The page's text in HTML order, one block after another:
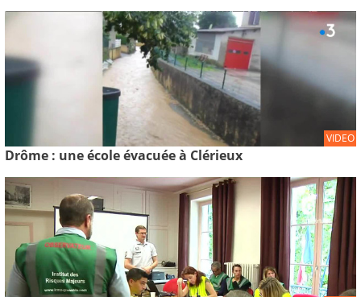
VIDEO
Drôme : une école évacuée à Clérieux